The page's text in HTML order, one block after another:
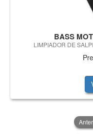
BASS
LIMPIADOR DE